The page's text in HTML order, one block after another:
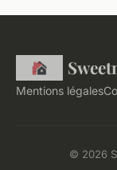
Mentions légales
© 2026